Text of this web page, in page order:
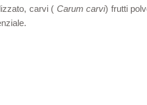
carvi ( Carum carvi) frutti